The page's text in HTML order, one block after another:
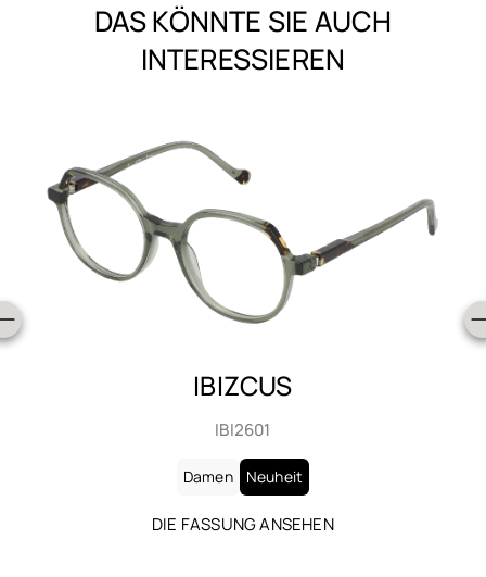
DAS KÖNNTE SIE AUCH
INTERESSIEREN
IBIZCUS
IBI2601
Damen Neuheit
DIE FASSUNG ANSEHEN